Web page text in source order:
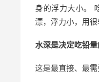
身的浮力大小。
漂，浮力小，用
水深是决定吃铅
这是最直接、最